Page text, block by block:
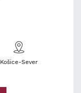
Košice-Sever